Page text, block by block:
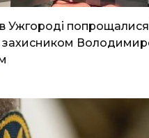
Ужгороді попрощалися
захисником